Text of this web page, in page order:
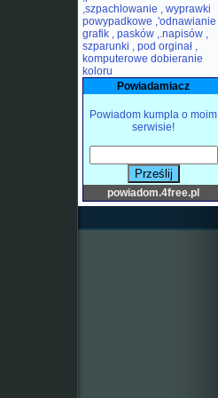
,szpachlowanie , wyprawki
powypadkowe ,'odnawianie
grafik , pasków ,.napisów ,
szparunki , pod orginał ,
komputerowe dobieranie
koloru
Powiadamiacz
Powiadom kumpla o moim
serwisie!
powiadom.4free.pl